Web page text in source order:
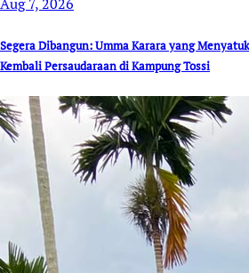
Segera Dibangun: Umma Karara yang
Kembali Persaudaraan di Kampung Tossi